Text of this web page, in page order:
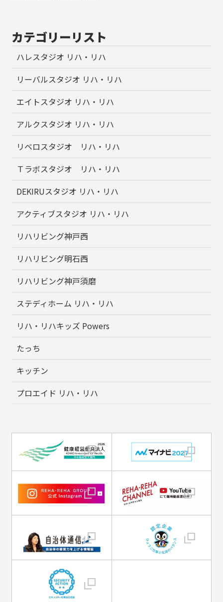
カテゴリーリスト
ハレスタジオ リハ・リハ
リーバルスタジオ リハ・リハ
エイトスタジオ リハ・リハ
アルクスタジオ リハ・リハ
リベロスタジオ リハ・リハ
Ｔラボスタジオ リハ・リハ
DEKIRUスタジオ リハ・リハ
アクティブスタジオ リハ・リハ
リハリビング神戸西
リハリビング明石西
リハリビング神戸須磨
ステディホーム リハ・リハ
リハ・リハキッズ Powers
たっち
キッチン
プロエイド リハ・リハ